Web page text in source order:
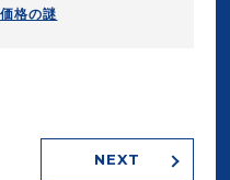
格の謎
NEXT